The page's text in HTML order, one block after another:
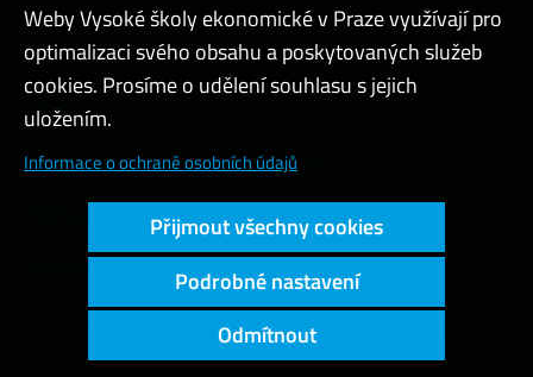
Admin
Cookies a ochrana osobních údajů
Přístupnost webu
Vysoký kontrast
Copyright © 2000 - 2026 Vysoká škola ekonomická v Praze
Weby Vysoké školy ekonomické v Praze využívají pro
optimalizaci svého obsahu a poskytovaných služeb
cookies. Prosíme o udělení souhlasu s jejich
uložením.
Informace o ochraně osobních údajů
Přijmout všechny cookies
Podrobné nastavení
Odmítnout